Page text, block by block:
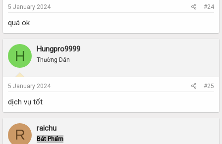
5 January 2024 #24
quá ok
H Hungpro9999
Thường Dân
5 January 2024 #25
dịch vụ tốt
R raichu
Bát Phẩm